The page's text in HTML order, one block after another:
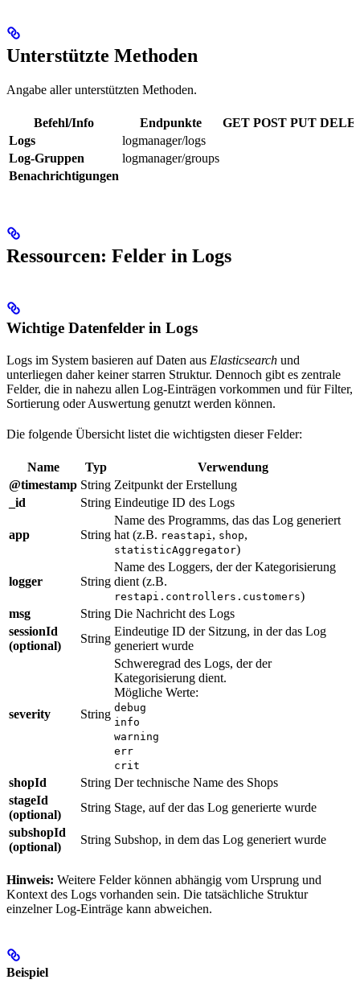
Unterstützte Methoden
Angabe aller unterstützten Methoden.
Befehl/Info Endpunkte GET POST PUT
Logs
logmanager/logs
Log-Gruppen
logmanager/groups
Benachrichtigungen
Ressourcen: Felder in Logs
Wichtige Datenfelder in Logs
Logs im System basieren auf Daten aus Elasticsearch und
unterliegen daher keiner starren Struktur. Dennoch gibt es zentrale
Felder, die in nahezu allen Log-Einträgen vorkommen und für Filter,
Sortierung oder Auswertung genutzt werden können.
Die folgende Übersicht listet die wichtigsten dieser Felder:
Name Typ
Verwendung
@timestamp String Zeitpunkt der Erstellung
_id
String Eindeutige ID des Logs
app String
Name des Programms, das das Log generiert
hat (z.B. reastapi , shop,
statisticAggregator)
logger String
Name des Loggers, der der Kategorisierung
dient (z.B.
restapi.controllers.customers)
msg
String Die Nachricht des Logs
sessionId
(optional)
String
Eindeutige ID der Sitzung, in der das Log
generiert wurde
severity String
Schweregrad des Logs, der der
Kategorisierung dient.
Mögliche Werte:
debug
info
warning
err
crit
shopId String Der technische Name des Shops
stageId
(optional)
String Stage, auf der das Log generierte wurde
subshopId
(optional)
String Subshop, in dem das Log generiert wurde
Hinweis: Weitere Felder können abhängig vom Ursprung und
Kontext des Logs vorhanden sein. Die tatsächliche Struktur
einzelner Log-Einträge kann abweichen.
Beispiel